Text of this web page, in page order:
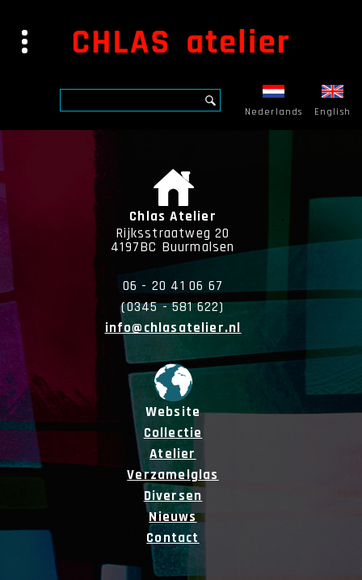
English
Nederlands
Chlas Atelier
Rijksstraatweg 20
4197BC Buurmalsen
06 - 20 41 06 67
(0345 - 581 622)
info@chlasatelier.nl
Website
Collectie
Atelier
Verzamelglas
Diversen
Nieuws
Contact